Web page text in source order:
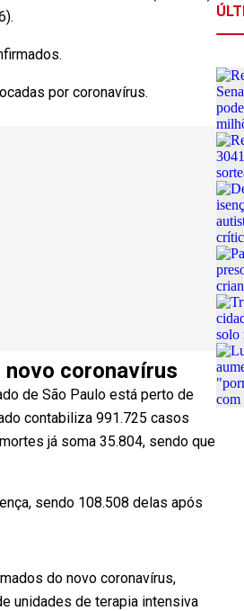
por coronavírus.
novo coronavírus
de São Paulo está perto de
contabiliza 991.725 casos
já soma 35.804, sendo que
sendo 108.508 delas após
do novo coronavírus,
unidades de terapia intensiva